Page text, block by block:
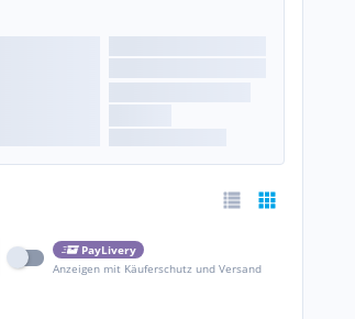
PayLivery
Anzeigen mit Käuferschutz und Versand